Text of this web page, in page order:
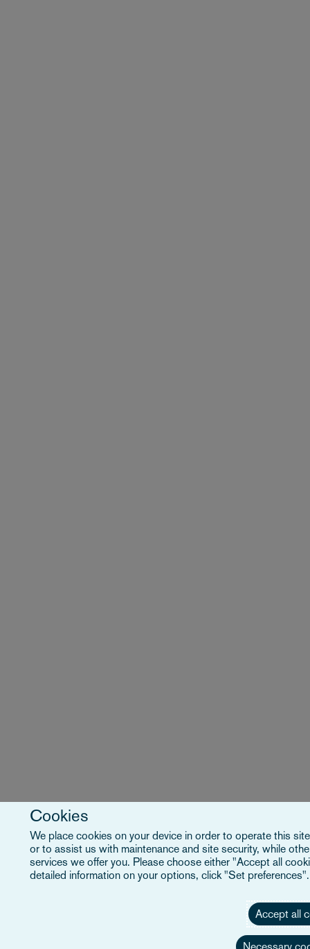
Cookies
We place cookies on your device in order to operate this
or to assist us with maintenance and site security, while
services we offer you. Please choose either "Accept all
detailed information on your options, click "Set
Accept all